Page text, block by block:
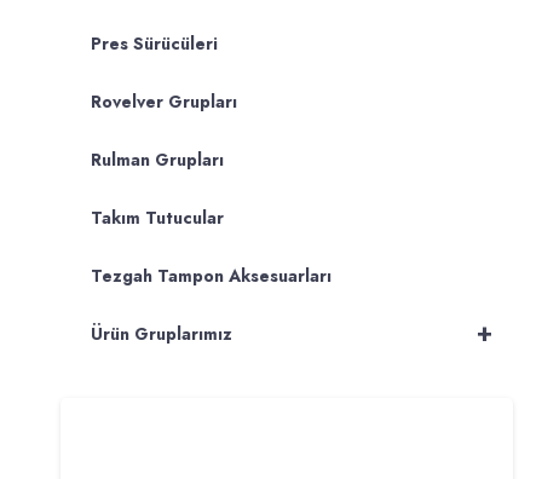
Pres Sürücüleri
Rovelver Grupları
Rulman Grupları
Takım Tutucular
Tezgah Tampon Aksesuarları
+
Ürün Gruplarımız